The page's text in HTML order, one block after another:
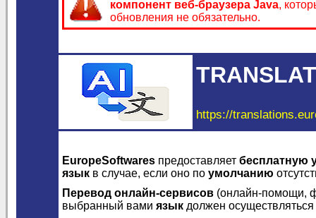
компонент веб-браузера Java,
обновления не обязательно.
https://
EuropeSoftwares предоставляет бесплатную
язык в случае, если оно по умолчанию
Перевод онлайн-сервисов (онлайн-помощи,
выбранный вами язык должен